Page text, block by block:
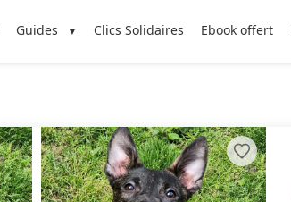
Guides Clics Solidaires Ebook offert